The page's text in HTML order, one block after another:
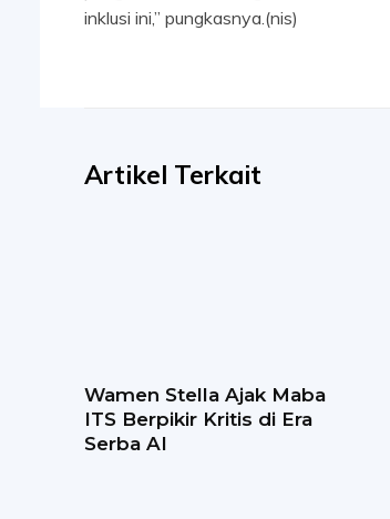
inklusi ini,” pungkasnya.(nis)
Artikel Terkait
Wamen Stella Ajak Maba
ITS Berpikir Kritis di Era
Serba AI